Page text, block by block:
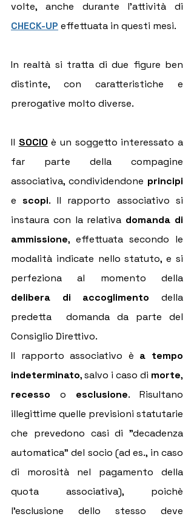
CHECK-UP effettuata in questi mesi.
In realtà si tratta di due figure ben
distinte, con caratteristiche e
prerogative molto diverse.
Il SOCIO è un soggetto interessato a
far parte della compagine
associativa, condividendone principi
e scopi. Il rapporto associativo si
instaura con la relativa domanda di
ammissione, effettuata secondo le
modalità indicate nello statuto, e si
delibera di accoglimento della
predetta  domanda da parte del
Consiglio Direttivo.
Il rapporto associativo è a tempo
indeterminato, salvo i caso di morte
recesso o esclusione. Risultano
illegittime quelle previsioni statutarie
che prevedono casi di "decadenza
automatica" del socio (ad es., in caso
di morosità nel pagamento della
quota associativa), poichè
l'esclusione dello stesso deve